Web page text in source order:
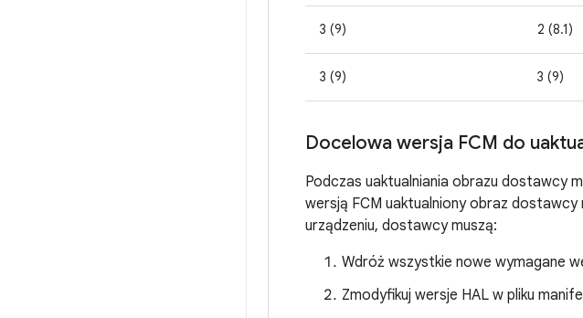
3 (9) 2 (8.1)
3 (9) 3 (9)
Docelowa wersja FCM do
Podczas uaktualniania obrazu dostawcy
wersją FCM uaktualniony obraz
urządzeniu, dostawcy muszą:
Wdróż wszystkie nowe wymagane
Zmodyfikuj wersje HAL w pliku